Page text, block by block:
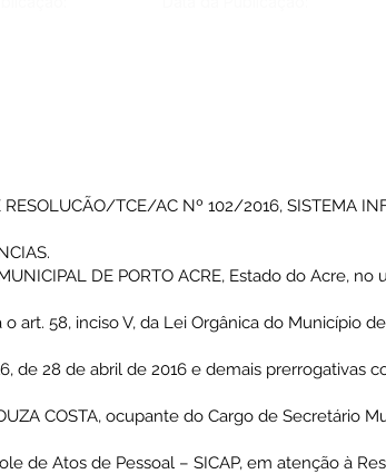
TCE/AC Nº 102/2016, SISTEMA
DE PORTO ACRE, Estado do Acre, no
58, inciso V, da Lei Orgânica do Município
de 28 de abril de 2016 e demais prerrogativas
COSTA, ocupante do Cargo de Secretário
de Atos de Pessoal – SICAP, em atenção à